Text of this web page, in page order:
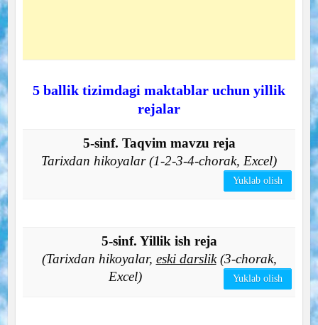
5 ballik tizimdagi maktablar uchun yillik
rejalar
5-sinf. Taqvim mavzu reja
Tarixdan hikoyalar (1-2-3-4-chorak, Excel)
Yuklab olish
5-sinf. Yillik ish reja
(Tarixdan hikoyalar, eski darslik(3-chorak,
Excel)
Yuklab olish